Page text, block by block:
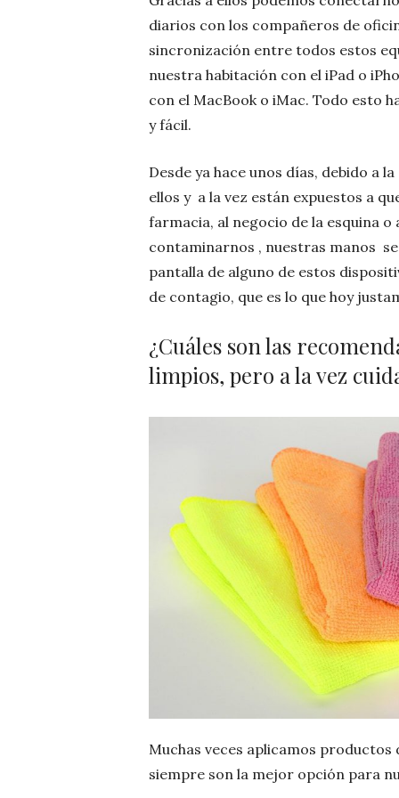
diarios con los compañeros de
sincronización entre todos estos
nuestra habitación con el iPad o
con el MacBook o iMac. Todo esto
y fácil.
Desde ya hace unos días, debido a
ellos y a la vez están expuestos a
farmacia, al negocio de la esquina
contaminarnos , nuestras manos
pantalla de alguno de estos
de contagio, que es lo que hoy
¿Cuáles son las
limpios, pero a la vez
Muchas veces aplicamos
siempre son la mejor opción para